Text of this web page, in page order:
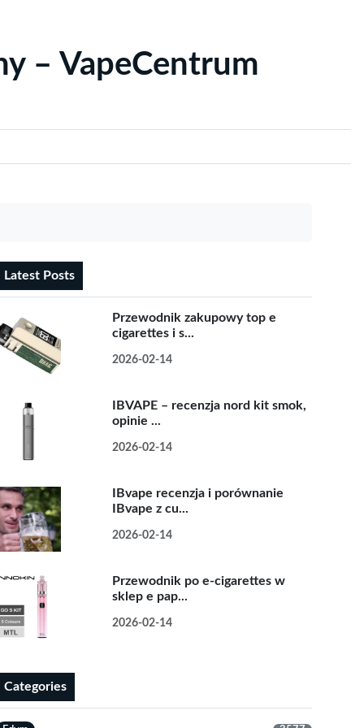
– VapeCentrum
Latest Posts
Przewodnik zakupowy top e
cigarettes i s...
2026-02-14
IBVAPE – recenzja nord kit smok,
opinie ...
2026-02-14
IBvape recenzja i porównanie
IBvape z cu...
2026-02-14
Przewodnik po e-cigarettes w
sklep e pap...
2026-02-14
Categories